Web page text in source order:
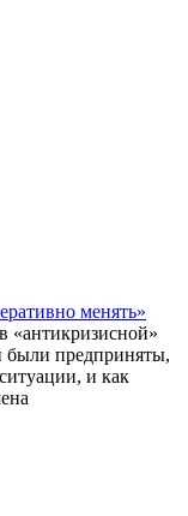
менять»
«антикризисной»
были предприняты,
и как